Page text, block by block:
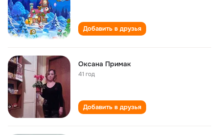
Добавить в друзья
Оксана Примак
41 год
Добавить в друзья